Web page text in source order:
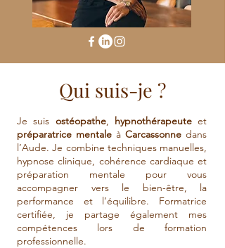
Qui suis-je ?
Je suis ostéopathe, hypnothérapeuteet
préparatrice mentale à Carcassonne dans
l’Aude. Je combine techniques manuelles,
hypnose clinique, cohérence cardiaque et
préparation mentale pour vous
accompagner vers le bien-être, la
performance et l’équilibre. Formatrice
certifiée, je partage également mes
compétences lors de formation
professionnelle.